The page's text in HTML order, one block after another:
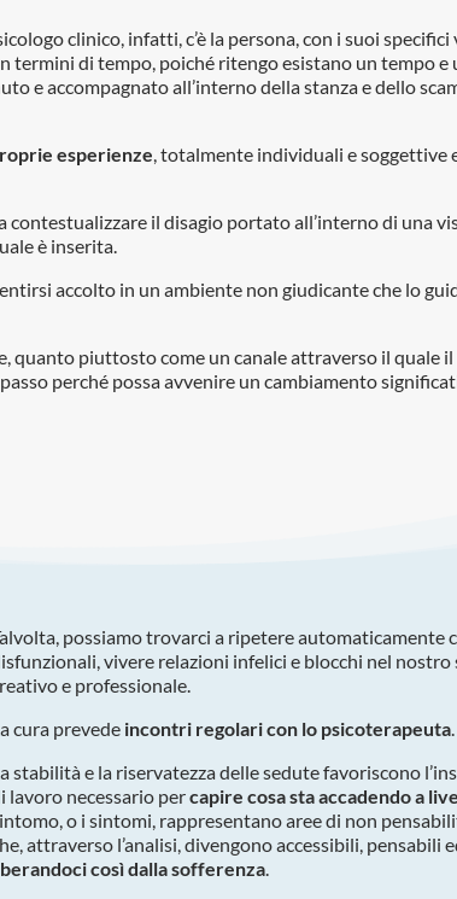
clinico, infatti, c’è la persona, con i suoi
termini di tempo, poiché ritengo esistano un tempo e
e accompagnato all’interno della stanza e dello
esperienze, totalmente individuali e soggettive
contestualizzare il disagio portato all’interno di una
è inserita.
accolto in un ambiente non giudicante che lo
quanto piuttosto come un canale attraverso il quale
perché possa avvenire un cambiamento
possiamo trovarci a ripetere automaticamente
vivere relazioni infelici e blocchi nel nostro
e professionale.
cura prevede incontri regolari con lo psicoterapeuta.
stabilità e la riservatezza delle sedute favoriscono
lavoro necessario percapire cosa sta accadendo a
o i sintomi, rappresentano aree di non
attraverso l’analisi, divengono accessibili, pensabili
così dalla sofferenza.